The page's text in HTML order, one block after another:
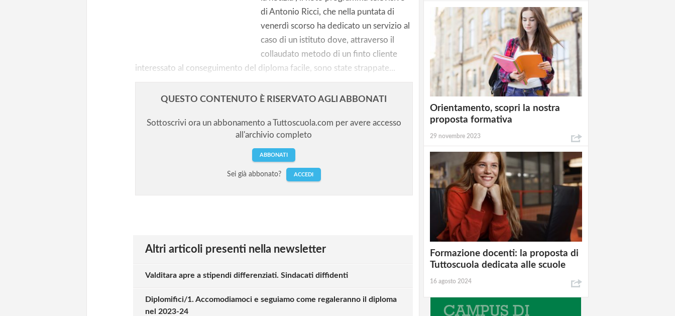
di Antonio Ricci, che nella puntata di
venerdì scorso ha dedicato un servizio al
caso di un istituto dove, attraverso il
collaudato metodo di un finto cliente
interessato al conseguimento del diploma facile, sono state strappate...
QUESTO CONTENUTO È RISERVATO AGLI ABBONATI
Sottoscrivi ora un abbonamento a Tuttoscuola.com per avere accesso
all'archivio completo
ABBONATI
Sei già abbonato? ACCEDI
Altri articoli presenti nella newsletter
Valditara apre a stipendi differenziati. Sindacati diffidenti
Diplomifici/1. Accomodiamoci e seguiamo come regaleranno il diploma
nel 2023-24
Orientamento, scopri la nostra
proposta formativa
29 novembre 2023
Formazione docenti: la proposta di
Tuttoscuola dedicata alle scuole
16 agosto 2024